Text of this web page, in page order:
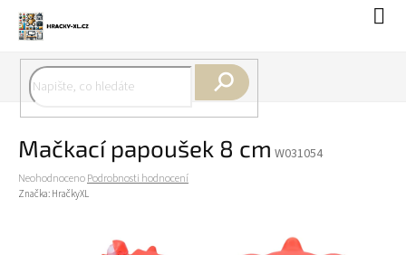
obsah
Mačkací papoušek 8 cm W031054
Průměrné
hodnocení
NeohodnocenoPodrobnosti hodnocení
Značka: HračkyXL